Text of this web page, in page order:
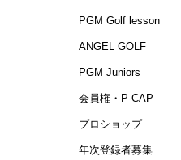
PGM Golf lesson
ANGEL GOLF
PGM Juniors
会員権・P-CAP
プロショップ
年次登録者募集